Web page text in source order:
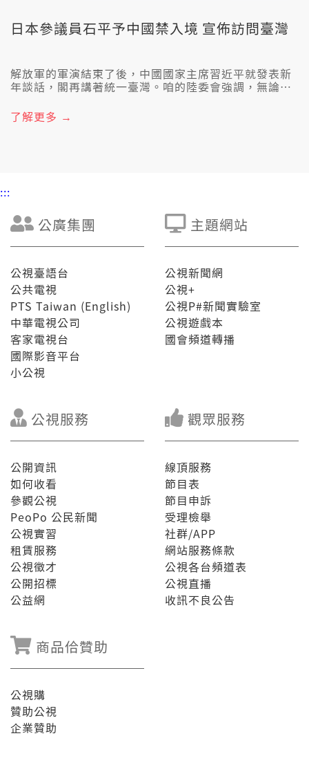
日本參議員石平予中國禁入境 宣佈訪問臺灣
解放軍的軍演結束了後，中國國家主席習近平就發表新
年談話，閣再講著統一臺灣。咱的陸委會強調，無論中
實。另外，予中國制裁的日本維新會參議員石平，也有
想欲來臺灣訪問。伊講家己予中國禁止入境，煞會當來
了解更多 →
:::
公廣集團
公視臺語台
公共電視
PTS Taiwan (English)
中華電視公司
客家電視台
國際影音平台
小公視
主題網站
公視新聞網
公視+
公視P#新聞實驗室
公視遊戲本
國會頻道轉播
公視服務
公開資訊
如何收看
參觀公視
PeoPo 公民新聞
公視實習
租賃服務
公視徵才
公開招標
公益網
觀眾服務
線頂服務
節目表
節目申訴
受理檢舉
社群/APP
網站服務條款
公視各台頻道表
公視直播
收訊不良公告
商品佮贊助
公視購
贊助公視
企業贊助